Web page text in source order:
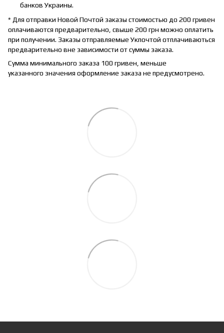
банков Украины.
* Для отправки Новой Почтой заказы стоимостью до 200 гривен
оплачиваются предварительно, свыше 200 грн можно оплатить
при получении. Заказы отправляемые Укпочтой отплачиваються
предварительно вне зависимости от суммы заказа.
Сумма минимального заказа 100 гривен, меньше
указанного значения оформление заказа не предусмотрено.